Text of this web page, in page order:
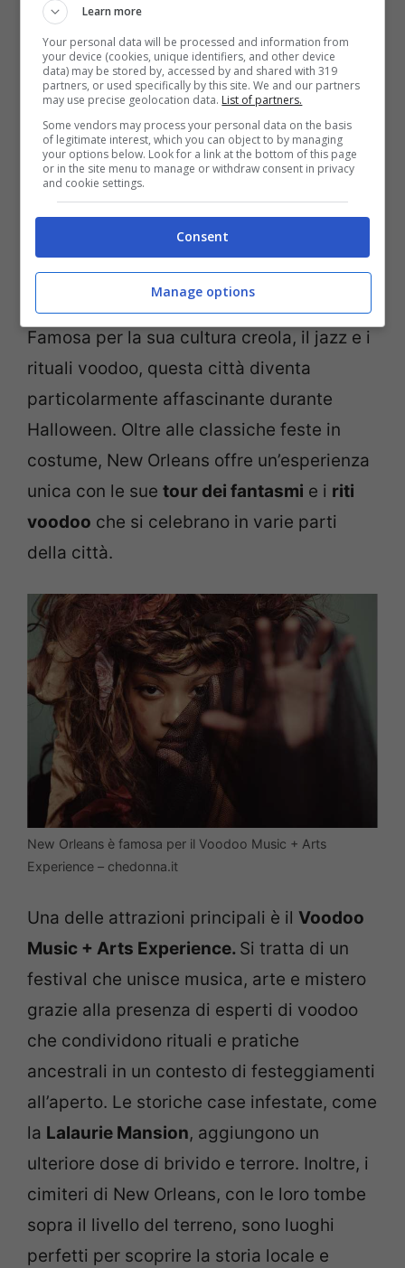
della città si popolano di
spaventosi,e la maestosa parata annuale
dellecreature della notteè uno spettacolo
da vedere.
3. Città da visitare ad Halloween:
New Orleans, tra voodoo e magia
Se c’è una città dove il paranormale
sembra essere parte integrante della vita
quotidiana è sicuramente
Famosa per la sua cultura creola, il jazz e i
rituali voodoo, questa città diventa
particolarmente affascinante durante
Halloween. Oltre alle classiche feste in
costume, New Orleans offre un’esperienza
unica con le sue tour dei fantasmi e i riti
voodoo che si celebrano in varie parti
della città.
New Orleans è famosa per il Voodoo Music + Arts
Experience – chedonna.it
Una delle attrazioni principali è il Voodoo
Music + Arts Experience. Si tratta di un
festival che unisce musica, arte e mistero
grazie alla presenza di esperti di voodoo
che condividono rituali e pratiche
ancestrali in un contesto di festeggiamenti
all’aperto. Le storiche case infestate, come
la Lalaurie Mansion, aggiungono un
ulteriore dose di brivido e terrore. Inoltre, i
cimiteri di New Orleans, con le loro tombe
sopra il livello del terreno, sono luoghi
perfetti per scoprire la storia locale e
Learn more
Your personal data will be processed and information from
your device (cookies, unique identifiers, and other device
data) may be stored by, accessed by and shared with 319
partners, or used specifically by this site. We and our partners
may use precise geolocation data. List of partners.
Some vendors may process your personal data on the basis
of legitimate interest, which you can object to by managing
your options below. Look for a link at the bottom of this page
or in the site menu to manage or withdraw consent in privacy
and cookie settings.
Consent
Manage options